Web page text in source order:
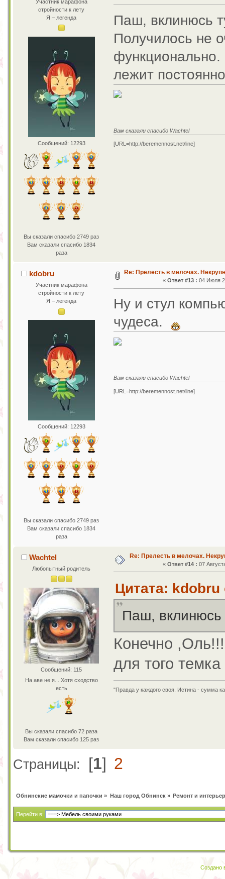
Участник марафона
стройности к лету
Я – легенда
Сообщений: 12293
Вы сказали спасибо 2749 раз
Вам сказали спасибо 1834
раза
Паш, вклинюсь
Получилось не
функционально.
лежит
Вам сказали спасибо Wachtel
[URL=http://beremennost.net/line]
kdobru
Участник марафона
стройности к лету
Я – легенда
Сообщений: 12293
Вы сказали спасибо 2749 раз
Вам сказали спасибо 1834
раза
Re: Прелесть в мелочах.
«Ответ #13 : 04 Июля
Ну и стул
чудеса.
Вам сказали спасибо Wachtel
[URL=http://beremennost.net/line]
Wachtel
Любопытный родитель
Сообщений: 115
На аве не я... Хотя сходство
есть
Вы сказали спасибо 72 раза
Вам сказали спасибо 125 раз
Re: Прелесть в мелочах.
«Ответ #14 : 07
Цитата: kdobru
Паш, вклинюсь
Конечно
для того
"Правда у каждого своя. Истина - сумма
Страницы: [1] 2
Обнинские мамочки и папочки » Наш город Обнинск» Ремонт и интерьер
Перейти в:
Создано